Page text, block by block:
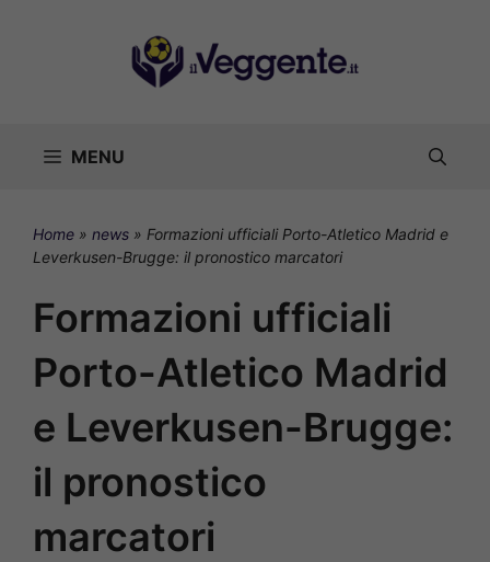
MENU
Home » news » Formazioni ufficiali Porto-Atletico Madrid e
Leverkusen-Brugge: il pronostico marcatori
Formazioni ufficiali
Porto-Atletico Madrid
e Leverkusen-Brugge:
il pronostico
marcatori